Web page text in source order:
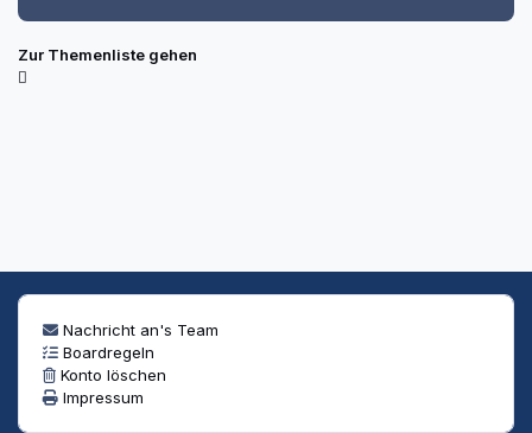
Zur Themenliste gehen
Nachricht an's Team
Boardregeln
Konto löschen
Impressum